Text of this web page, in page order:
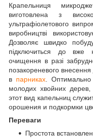
Крапельниця
виготовлена з
ультрафіолетового
виробництві
Дозволяє швидко
підключиться до вже
очищення в разі
позакореневого внесення
в парниках. Оптимально
молодих хвойних
этот вид капельниц
орошения и подкормки
Переваги
Простота